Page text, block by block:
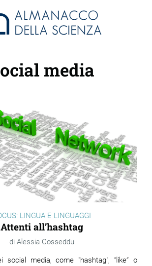
media
LINGUA E LINGUAGGI
Attenti all’hashtag
Alessia Cosseddu
social media, come "hashtag", “like” o